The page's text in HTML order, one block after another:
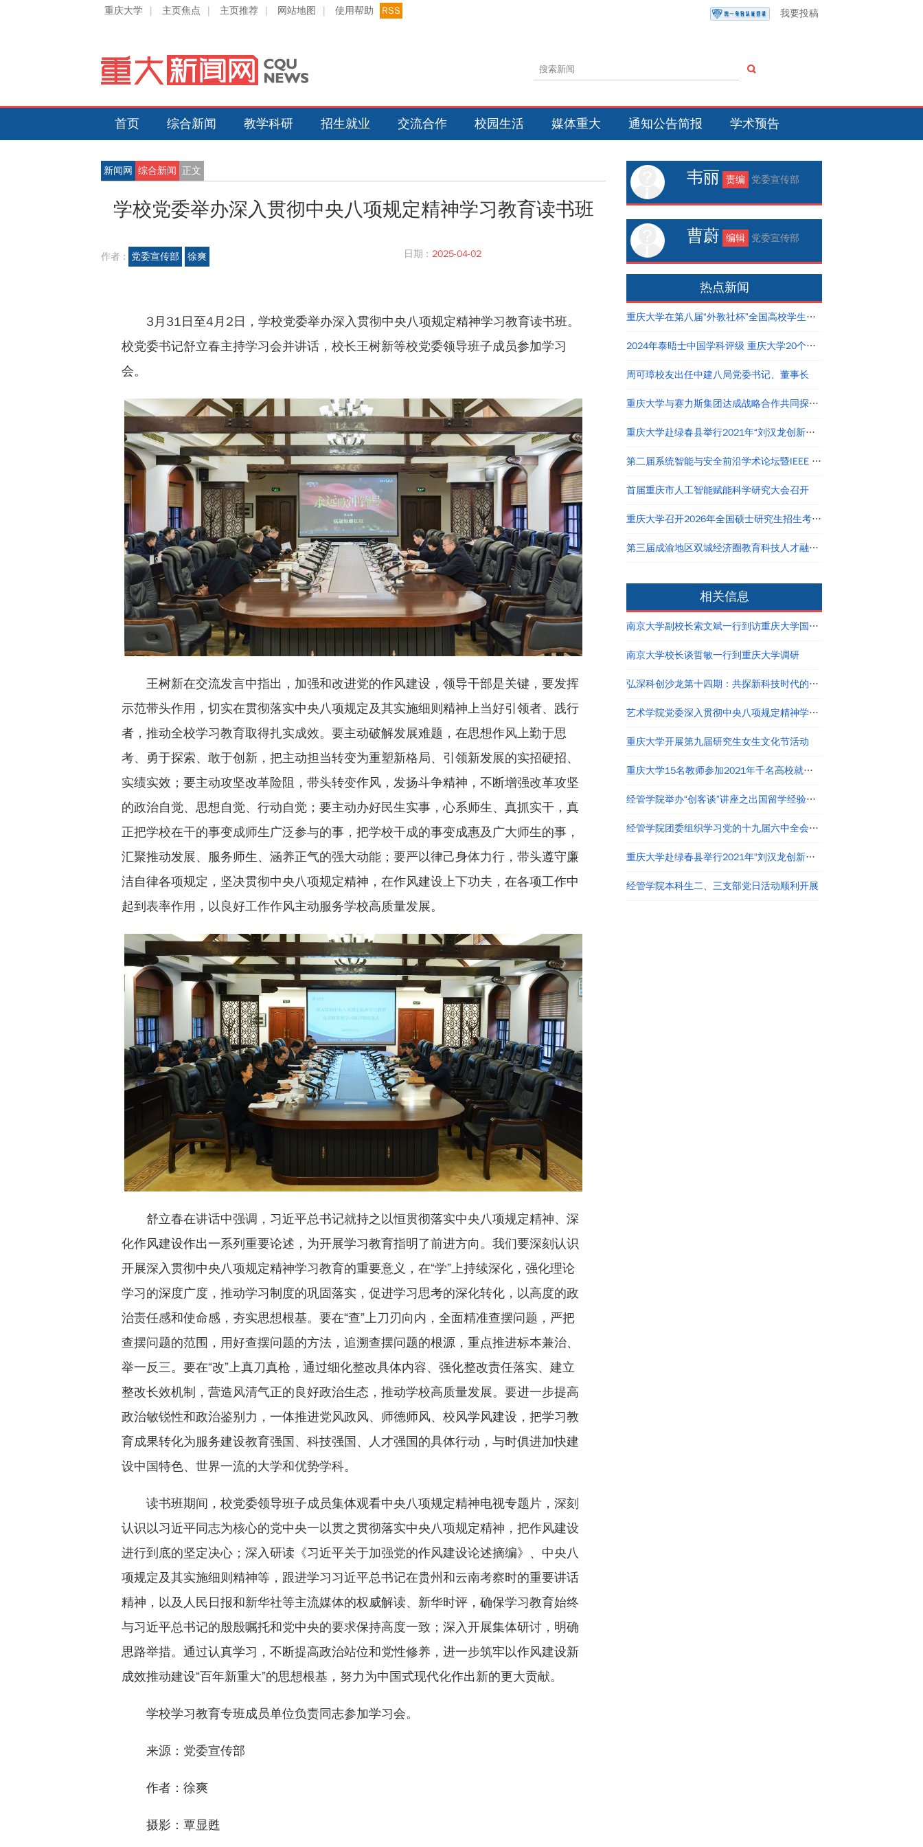
重庆大学 | 主页焦点 | 主页推荐 | 网站地图 | 使用帮助 RSS 我要投稿
首页 综合新闻 教学科研 招生就业 交流合作 校园生活 媒体重大 通知公告简报 学术预告
新闻网 综合新闻 正文
学校党委举办深入贯彻中央八项规定精神学习教育读书班
作者 : 党委宣传部 徐爽 日期 : 2025-04-02
3月31日至4月2日，学校党委举办深入贯彻中央八项规定精神学习教育读书班。
校党委书记舒立春主持学习会并讲话，校长王树新等校党委领导班子成员参加学习
会。
王树新在交流发言中指出，加强和改进党的作风建设，领导干部是关键，要发挥
示范带头作用，切实在贯彻落实中央八项规定及其实施细则精神上当好引领者、践行
者，推动全校学习教育取得扎实成效。要主动破解发展难题，在思想作风上勤于思
考、勇于探索、敢于创新，把主动担当转变为重塑新格局、引领新发展的实招硬招、
实绩实效；要主动攻坚改革险阻，带头转变作风，发扬斗争精神，不断增强改革攻坚
的政治自觉、思想自觉、行动自觉；要主动办好民生实事，心系师生、真抓实干，真
正把学校在干的事变成师生广泛参与的事，把学校干成的事变成惠及广大师生的事，
汇聚推动发展、服务师生、涵养正气的强大动能；要严以律己身体力行，带头遵守廉
洁自律各项规定，坚决贯彻中央八项规定精神，在作风建设上下功夫，在各项工作中
起到表率作用，以良好工作作风主动服务学校高质量发展。
舒立春在讲话中强调，习近平总书记就持之以恒贯彻落实中央八项规定精神、深
化作风建设作出一系列重要论述，为开展学习教育指明了前进方向。我们要深刻认识
开展深入贯彻中央八项规定精神学习教育的重要意义，在“学”上持续深化，强化理论
学习的深度广度，推动学习制度的巩固落实，促进学习思考的深化转化，以高度的政
治责任感和使命感，夯实思想根基。要在“查”上刀刃向内，全面精准查摆问题，严把
查摆问题的范围，用好查摆问题的方法，追溯查摆问题的根源，重点推进标本兼治、
举一反三。要在“改”上真刀真枪，通过细化整改具体内容、强化整改责任落实、建立
整改长效机制，营造风清气正的良好政治生态，推动学校高质量发展。要进一步提高
政治敏锐性和政治鉴别力，一体推进党风政风、师德师风、校风学风建设，把学习教
育成果转化为服务建设教育强国、科技强国、人才强国的具体行动，与时俱进加快建
设中国特色、世界一流的大学和优势学科。
读书班期间，校党委领导班子成员集体观看中央八项规定精神电视专题片，深刻
认识以习近平同志为核心的党中央一以贯之贯彻落实中央八项规定精神，把作风建设
进行到底的坚定决心；深入研读《习近平关于加强党的作风建设论述摘编》、中央八
项规定及其实施细则精神等，跟进学习习近平总书记在贵州和云南考察时的重要讲话
精神，以及人民日报和新华社等主流媒体的权威解读、新华时评，确保学习教育始终
与习近平总书记的殷殷嘱托和党中央的要求保持高度一致；深入开展集体研讨，明确
思路举措。通过认真学习，不断提高政治站位和党性修养，进一步筑牢以作风建设新
成效推动建设“百年新重大”的思想根基，努力为中国式现代化作出新的更大贡献。
学校学习教育专班成员单位负责同志参加学习会。
来源：党委宣传部
作者：徐爽
摄影：覃显甦
韦丽 责编 党委宣传部
曹蔚 编辑 党委宣传部
热点新闻
重庆大学在第八届“外教社杯”全国高校学生跨文化能力大赛短视频大赛中荣获佳绩
2024年泰晤士中国学科评级 重庆大学20个学科评为A类
周可璋校友出任中建八局党委书记、董事长
重庆大学与赛力斯集团达成战略合作共同探寻产教融合创新路径
重庆大学赴绿春县举行2021年“刘汉龙创新团队龙之梦”奖助学金颁发仪式
第二届系统智能与安全前沿学术论坛暨IEEE Chongqing Section成立仪式在重庆举办
首届重庆市人工智能赋能科学研究大会召开
重庆大学召开2026年全国硕士研究生招生考试自命题评卷工作会议
第三届成渝地区双城经济圈教育科技人才融汇发展论坛举行
相关信息
南京大学副校长索文斌一行到访重庆大学国家卓越工程师学院
南京大学校长谈哲敏一行到重庆大学调研
弘深科创沙龙第十四期：共探新科技时代的创新创业与职业发展
艺术学院党委深入贯彻中央八项规定精神学习教育读书班结业
重庆大学开展第九届研究生女生文化节活动
重庆大学15名教师参加2021年千名高校就业工作者专题培训
经管学院举办“创客谈”讲座之出国留学经验分享
经管学院团委组织学习党的十九届六中全会精神
重庆大学赴绿春县举行2021年“刘汉龙创新团队龙之梦”奖助学金颁发仪式
经管学院本科生二、三支部党日活动顺利开展